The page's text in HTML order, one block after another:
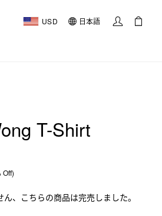
USD 日本語
T-Shirt
Off)
、こちらの商品は完売しました。